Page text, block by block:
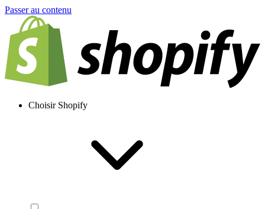
Passer au contenu
Choisir Shopify